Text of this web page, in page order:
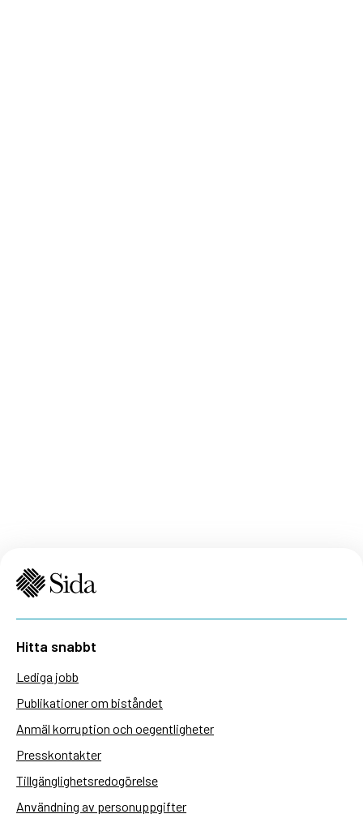
Hitta snabbt
Lediga jobb
Publikationer om biståndet
Anmäl korruption och oegentligheter
Presskontakter
Tillgänglighetsredogörelse
Användning av personuppgifter